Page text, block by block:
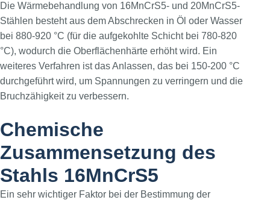
Die Wärmebehandlung von 16MnCrS5- und 20MnCrS5-
Stählen besteht aus dem Abschrecken in Öl oder Wasser
bei 880-920 °C (für die aufgekohlte Schicht bei 780-820
°C), wodurch die Oberflächenhärte erhöht wird. Ein
weiteres Verfahren ist das Anlassen, das bei 150-200 °C
durchgeführt wird, um Spannungen zu verringern und die
Bruchzähigkeit zu verbessern.
Chemische
Zusammensetzung des
Stahls 16MnCrS5
Ein sehr wichtiger Faktor bei der Bestimmung der